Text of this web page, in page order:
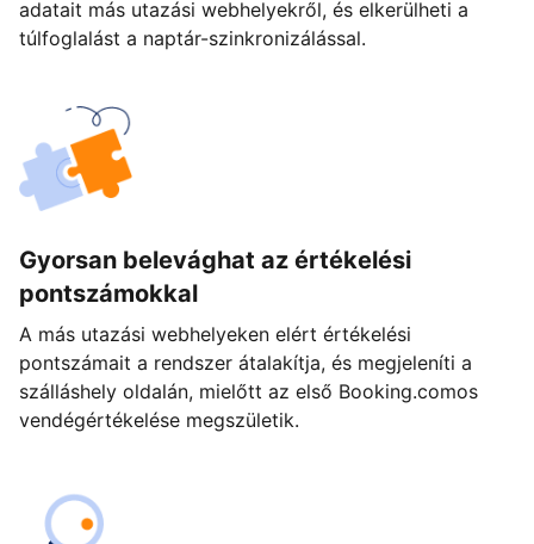
adatait más utazási webhelyekről, és elkerülheti a
túlfoglalást a naptár-szinkronizálással.
Gyorsan belevághat az értékelési
pontszámokkal
A más utazási webhelyeken elért értékelési
pontszámait a rendszer átalakítja, és megjeleníti a
szálláshely oldalán, mielőtt az első Booking.comos
vendégértékelése megszületik.